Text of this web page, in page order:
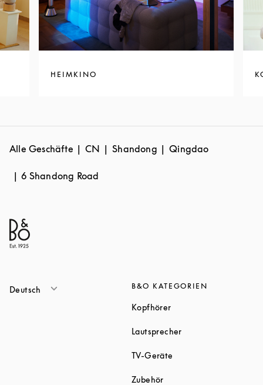
HEIMKINO
Alle Geschäfte CN Shandong Qingdao
6 Shandong Road
Deutsch B&O KATEGORIEN
KopfhörerLink Opens in New Tab
LautsprecherLink Opens in New
TV-Geräte
ZubehörLink Opens in New Tab